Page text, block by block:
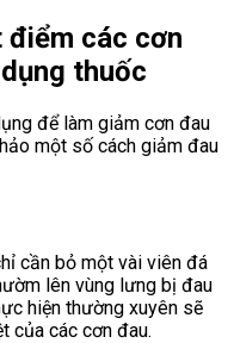
các cơn
thuốc
để làm giảm cơn đau
một số cách giảm đau
cần bỏ một vài viên đá
lên vùng lưng bị đau
hiện thường xuyên sẽ
của các cơn đau.